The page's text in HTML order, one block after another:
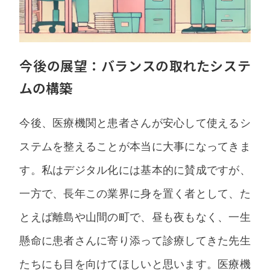
今後の展望：バランスの取れたシステ
ムの構築
今後、医療機関と患者さんが安心して使えるシ
ステムを整えることが本当に大事になってきま
す。私はデジタル化には基本的に賛成ですが、
一方で、長年この業界に身を置く者として、た
とえば離島や山間の町で、昼も夜もなく、一生
懸命に患者さんに寄り添って診療してきた先生
たちにも目を向けてほしいと思います。医療機